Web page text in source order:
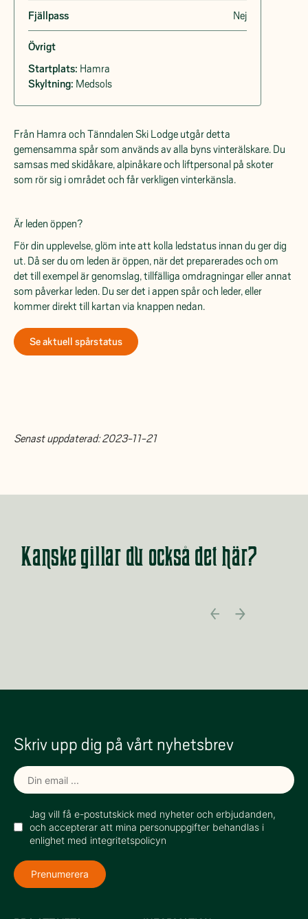
Fjällpass Nej
Övrigt
Startplats: Hamra
Skyltning: Medsols
Från Hamra och Tänndalen Ski Lodge utgår detta
gemensamma spår som används av alla byns vinterälskare. Du
samsas med skidåkare, alpinåkare och liftpersonal på skoter
som rör sig i området och får verkligen vinterkänsla.
Är leden öppen?
För din upplevelse, glöm inte att kolla ledstatus innan du ger dig
ut. Då ser du om leden är öppen, när det preparerades och om
det till exempel är genomslag, tillfälliga omdragningar eller annat
som påverkar leden. Du ser det i appen spår och leder, eller
kommer direkt till kartan via knappen nedan.
Se aktuell spårstatus
Senast uppdaterad:2023-11-21
Kanske gillar du också det här?
Skriv upp dig på vårt nyhetsbrev
Jag vill få e-postutskick med nyheter och erbjudanden,
och accepterar att mina personuppgifter behandlas i
enlighet med integritetspolicyn
Prenumerera